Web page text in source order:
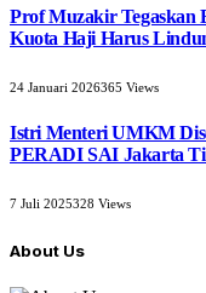
Prof Muzakir Tegaskan
Kuota Haji Harus
24 Januari 2026365 Views
Istri Menteri UMKM
PERADI SAI Jakarta
7 Juli 2025328 Views
About Us